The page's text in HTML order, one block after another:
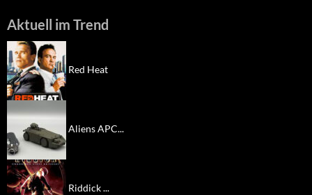
Aktuell im Trend
Red Heat
Aliens APC...
Riddick ...